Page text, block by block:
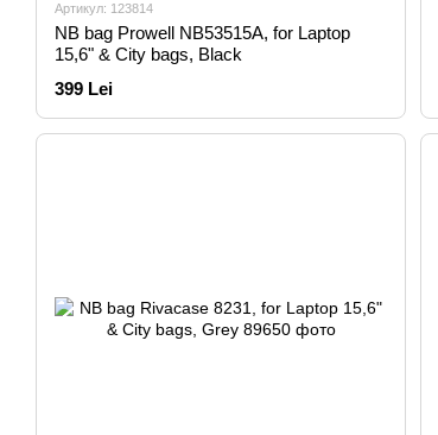
Артикул: 123814
NB bag Prowell NB53515A, for Laptop
15,6" & City bags, Black
399 Lei